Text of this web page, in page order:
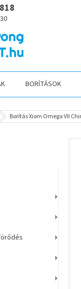
BORÍTÁSOK
Borítás Xiom Omega VII